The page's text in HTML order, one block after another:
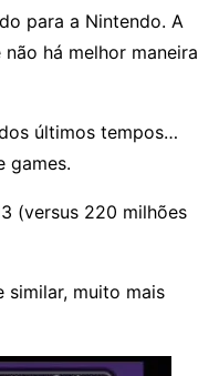
para a Nintendo. A
há melhor maneira
últimos tempos…
games.
(versus 220 milhões
similar, muito mais